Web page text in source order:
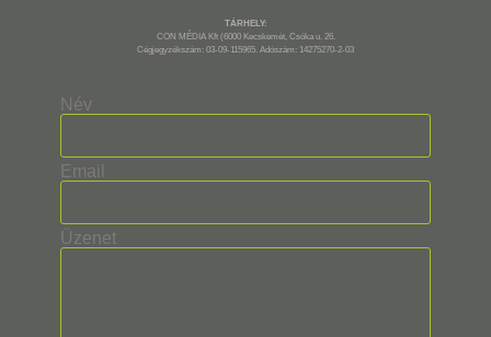
TÁRHELY:
CON MÉDIA Kft (6000 Kecskemét, Csóka u. 26.
Cégjegyzékszám: 03-09-115965. Adószám: 14275270-2-03
Név
Email
Üzenet